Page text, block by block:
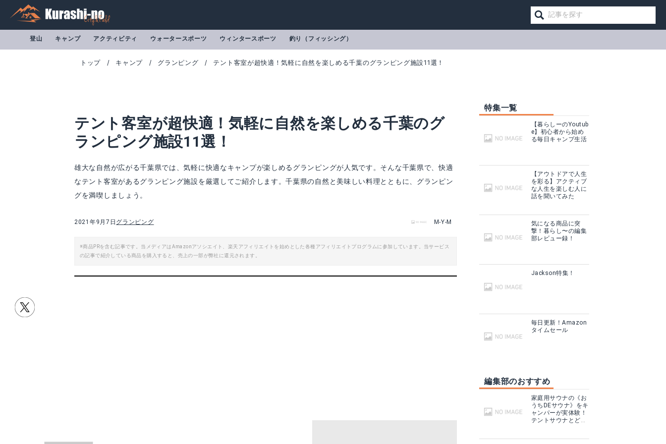
登山 キャンプ アクティビティ ウォータースポーツ ウィンタースポーツ 釣り（フィッシング）
トップ キャンプ グランピング テント客室が超快適！気軽に自然を楽しめる千葉のグランピング施設11選！
テント客室が超快適！気軽に自然を楽しめる千葉のグ
ランピング施設11選！
雄大な自然が広がる千葉県では、気軽に快適なキャンプが楽しめるグランピングが人気です。そんな千葉県で、快適
なテント客室があるグランピング施設を厳選してご紹介します。千葉県の自然と美味しい料理とともに、グランピン
グを満喫しましょう。
2021年9月7日 グランピング M-Y-M
※商品PRを含む記事です。当メディアはAmazonアソシエイト、楽天アフィリエイトを始めとした各種アフィリエイトプログラムに参加しています。当サービス
の記事で紹介している商品を購入すると、売上の一部が弊社に還元されます。
特集一覧
【暮らしーのYoutub
e】初心者から始め
る毎日キャンプ生活
【アウトドアで人生
を彩る】アクティブ
な人生を楽しむ人に
話を聞いてみた
気になる商品に突
撃！暮らし〜の編集
部レビュー録！
Jackson特集！
毎日更新！Amazon
タイムセール
編集部のおすすめ
家庭用サウナの《お
うちDEサウナ》をキ
ャンパーが実体験！
テントサウナとどこ